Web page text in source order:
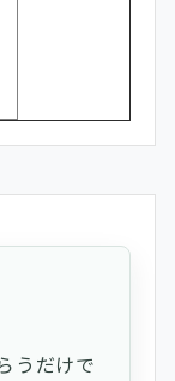
うだけで